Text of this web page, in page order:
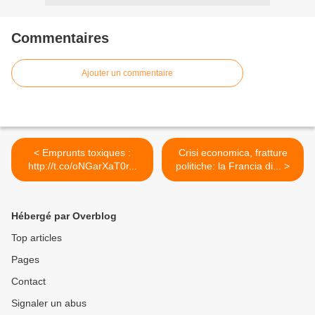
Commentaires
Ajouter un commentaire
< Emprunts toxiques :
http://t.co/oNGarXaT0r...
Crisi economica, fratture
politiche: la Francia di... >
Hébergé par Overblog
Top articles
Pages
Contact
Signaler un abus